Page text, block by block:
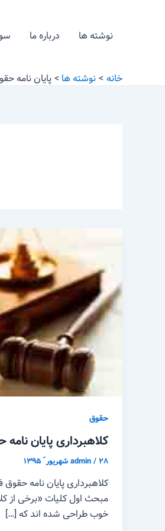
نوشته ها درباره ما
خانه نوشته ها پایان نامه
حقوق
کلاهبرداری پایان
admin/۲۸ شهریور ّ ۱۳۹۵
کلاهبرداری پایان نامه
مبحث اول کلیات «برخی از
خوب طراحی شده اند که […]